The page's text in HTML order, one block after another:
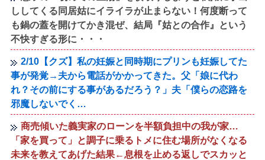
ししてくる同居姑にイライラが止まらない！何度断って
も鍋の蓋を開けてかき混ぜ、結局『姑との合作』という
不快すぎる形に・・・
2/10【クズ】私の妊娠と同時期にプリンも妊娠してた
事が発覚→夫から電話がかかってきた。父「娘に代わ
れ？その前にする事があるだろう？」夫「僕らの恋路を
邪魔しないでく…
商売傾いた義実家のローンを半額負担中の我が家…
「家を買って」と調子に乗るトメに住む場所がなくなる
未来を教えてあげた結果←息根を止める返しでスカッと